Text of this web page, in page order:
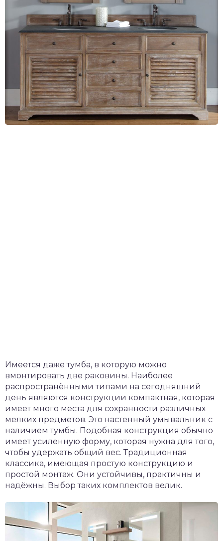
Имеется даже тумба, в которую можно
вмонтировать две раковины. Наиболее
распространёнными типами на сегодняшний
день являются конструкции компактная, которая
имеет много места для сохранности различных
мелких предметов. Это настенный умывальник с
наличием тумбы. Подобная конструкция обычно
имеет усиленную форму, которая нужна для того,
чтобы удержать общий вес. Традиционная
классика, имеющая простую конструкцию и
простой монтаж. Они устойчивы, практичны и
надёжны. Выбор таких комплектов велик.